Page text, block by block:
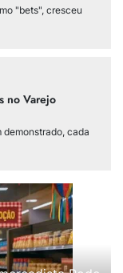
"bets", cresceu
no Varejo
cada